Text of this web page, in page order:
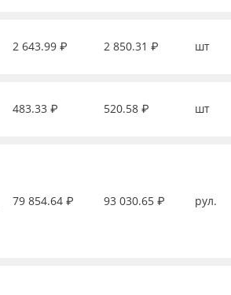
2 643.99 ₽ 2 850.31 ₽ шт
483.33 ₽ 520.58 ₽ шт
79 854.64 ₽ 93 030.65 ₽ рул.